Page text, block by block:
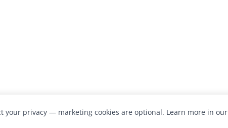
your privacy — marketing cookies are optional. Learn more in our